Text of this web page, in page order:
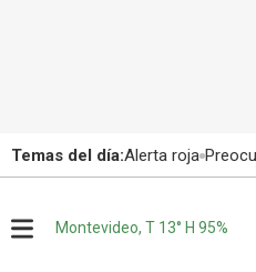
Temas del día:Alerta roja
Montevideo, T 13° H 95%